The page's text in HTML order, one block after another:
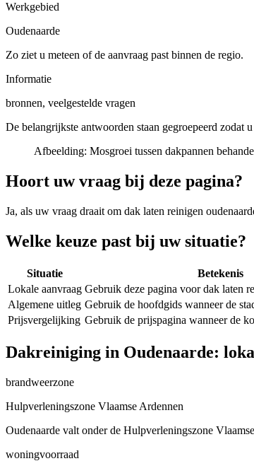
Werkgebied
Oudenaarde
Zo ziet u meteen of de aanvraag past binnen de regio.
Informatie
bronnen, veelgestelde vragen
De belangrijkste antwoorden staan gegroepeerd zodat
Afbeelding: Mosgroei tussen dakpannen
Hoort uw vraag bij deze pagina?
Ja, als uw vraag draait om dak laten reinigen
Welke keuze past bij uw situatie?
Situatie Betekenis
Lokale aanvraag Gebruik deze pagina voor dak laten
Algemene uitleg Gebruik de hoofdgids wanneer de
Prijsvergelijking Gebruik de prijspagina wanneer de
Dakreiniging in Oudenaarde:
brandweerzone
Hulpverleningszone Vlaamse Ardennen
Oudenaarde valt onder de Hulpverleningszone
woningvoorraad